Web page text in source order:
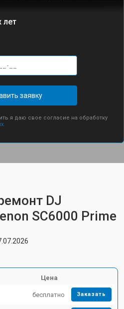
лет
заявку
я даю свое согласие на обработку
DJ
SC6000 Prime
Цена
бесплатно Заказать